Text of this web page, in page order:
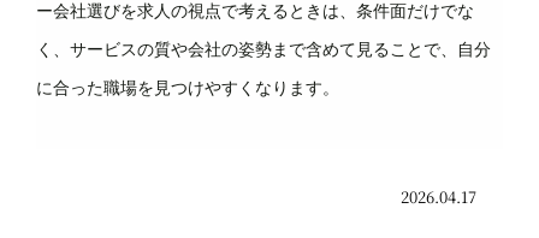
ー会社選びを求人の視点で考えるときは、条件面だけでな
く、サービスの質や会社の姿勢まで含めて見ることで、自分
に合った職場を見つけやすくなります。
2026.04.17